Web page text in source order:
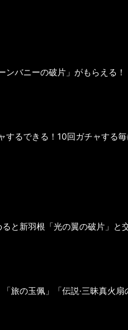
バニーの破片」がもらえる！
るできる！10回ガチャする
と新羽根「光の翼の破片」と
旅の玉佩」「伝説·三昧真火扇